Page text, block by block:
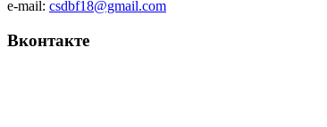
e-mail: csdbf18@gmail.com
Вконтакте